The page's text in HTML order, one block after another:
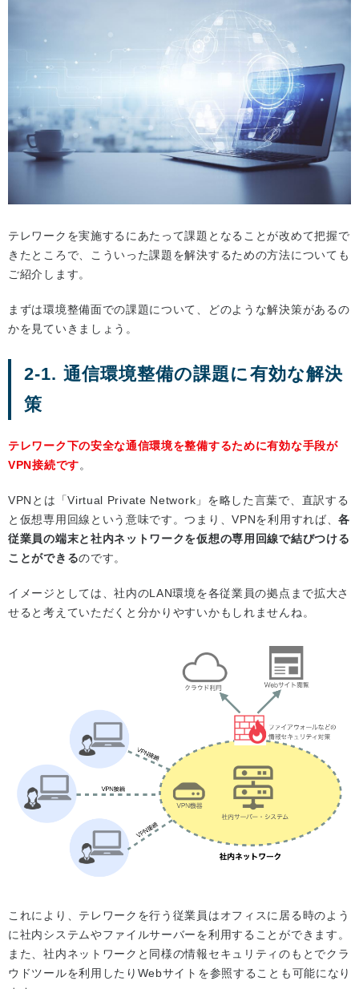
テレワークを実施するにあたって課題となることが改めて把握で
きたところで、こういった課題を解決するための方法についても
ご紹介します。
まずは環境整備面での課題について、どのような解決策があるの
かを見ていきましょう。
2-1. 通信環境整備の課題に有効な解決
策
テレワーク下の安全な通信環境を整備するために有効な手段が
VPN接続です。
VPNとは「Virtual Private Network」を略した言葉で、直訳する
と仮想専用回線という意味です。つまり、VPNを利用すれば、各
従業員の端末と社内ネットワークを仮想の専用回線で結びつける
ことができるのです。
イメージとしては、社内のLAN環境を各従業員の拠点まで拡大さ
せると考えていただくと分かりやすいかもしれませんね。
これにより、テレワークを行う従業員はオフィスに居る時のよう
に社内システムやファイルサーバーを利用することができます。
また、社内ネットワークと同様の情報セキュリティのもとでクラ
ウドツールを利用したりWebサイトを参照することも可能になり